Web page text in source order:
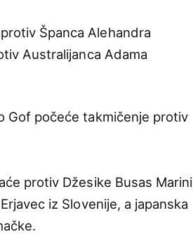
Španca Alehandra
Australijanca Adama
Gof počeće takmičenje protiv
protiv Džesike Busas Marini
iz Slovenije, a japanska